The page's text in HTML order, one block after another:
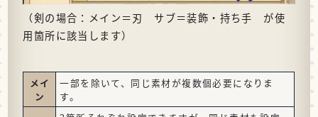
（剣の場合：メイン＝刃 サブ＝装飾・持ち手 が使
用箇所に該当します）
メイ
ン
一部を除いて、同じ素材が複数個必要になりま
す。